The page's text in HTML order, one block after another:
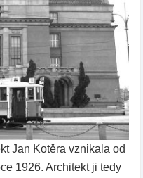
Jan Kotěra vznikala od
1926. Architekt ji tedy